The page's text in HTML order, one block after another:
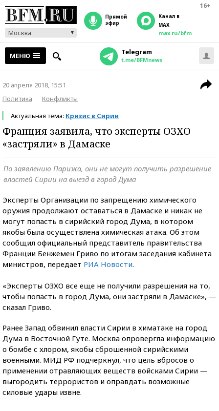
16+
Москва
прямой
эфир
Канал в
MAX
max.ru/bfm
МЕНЮ Telegram
t.me/BFMnews
20 апреля 2018, 15:51
Политика
Конфликты
Актуальная тема: Кризис в Сирии
Франция заявила, что эксперты ОЗХО
«застряли» в Дамаске
По заявлению Парижа, они не могут получить разрешение
властей Сирии на выезд в город Дума
Эксперты Организации по запрещению химического
оружия продолжают оставаться в Дамаске и никак не
могут попасть в сирийский город Дума, в котором
якобы была осуществлена химическая атака. Об этом
сообщил официальный представитель правительства
Франции Бенжемен Гриво по итогам заседания кабинета
министров, передает РИА Новости.
«Эксперты ОЗХО все еще не получили разрешения на то,
чтобы попасть в город Дума, они застряли в Дамаске», —
сказал Гриво.
Ранее Запад обвинил власти Сирии в химатаке на город
Дума в Восточной Гуте. Москва опровергла информацию
о бомбе с хлором, якобы сброшенной сирийскими
военными. МИД РФ подчеркнул, что цель вбросов о
применении отравляющих веществ войсками Сирии —
выгородить террористов и оправдать возможные
силовые удары извне.